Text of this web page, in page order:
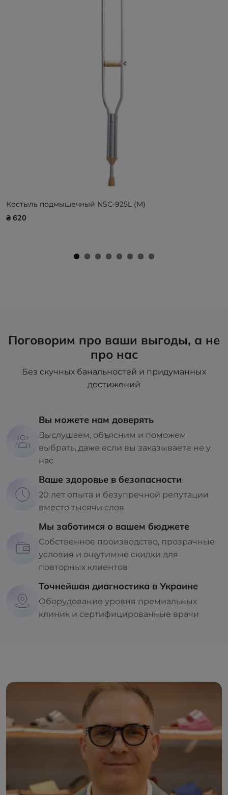
Костыль подмышечный NSC-925L (M)
₴ 620
Поговорим про ваши выгоды, а не
про нас
Без скучных банальностей и придуманных
достижений
Вы можете нам доверять
Выслушаем, объясним и поможем
выбрать, даже если вы заказываете не у
нас
Ваше здоровье в безопасности
20 лет опыта и безупречной репутации
вместо тысячи слов
Мы заботимся о вашем бюджете
Собственное производство, прозрачные
условия и ощутимые скидки для
повторных клиентов
Точнейшая диагностика в Украине
Оборудование уровня премиальных
клиник и сертифицированные врачи